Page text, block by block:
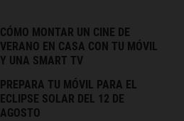
CÓMO MONTAR UN CINE DE
VERANO EN CASA CON TU MÓVIL
Y UNA SMART TV
PREPARA TU MÓVIL PARA EL
ECLIPSE SOLAR DEL 12 DE
AGOSTO